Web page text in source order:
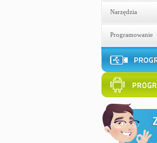
Narzędzia
Programowanie